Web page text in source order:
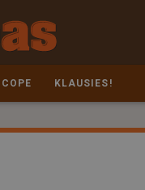
COPE KLAUSIES!